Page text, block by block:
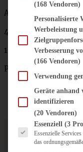
Abrieb einer halben
4 EL Zitronensaft
150 g Himbeeren
Puderzucker zum
(168 Vendoren)
Personalisierte
Werbeleistung
Verbesserung
(166 Vendoren)
Verwendung
Geräte anhand
identifizieren
(20 Vendoren)
Es folgt eine Liste der
Essenziell (3
Essenzielle
das